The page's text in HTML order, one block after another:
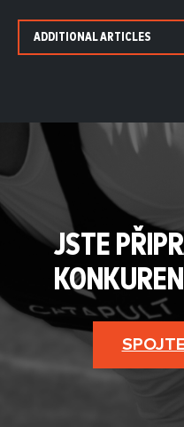
ADDITIONAL ARTICLES
JSTE